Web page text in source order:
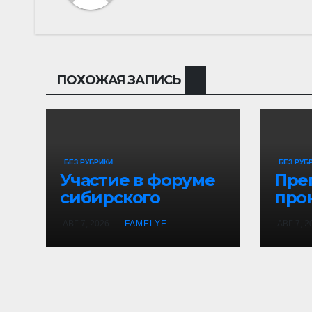
ПОХОЖАЯ ЗАПИСЬ
БЕЗ РУБРИКИ
Участие в форуме
сибирского
гостеприимства и
гастротуристичес
ком фестивале «В
FAMELYE
БЕЗ